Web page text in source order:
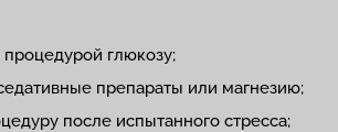
глюкозу;
препараты или магнезию;
после испытанного стресса;